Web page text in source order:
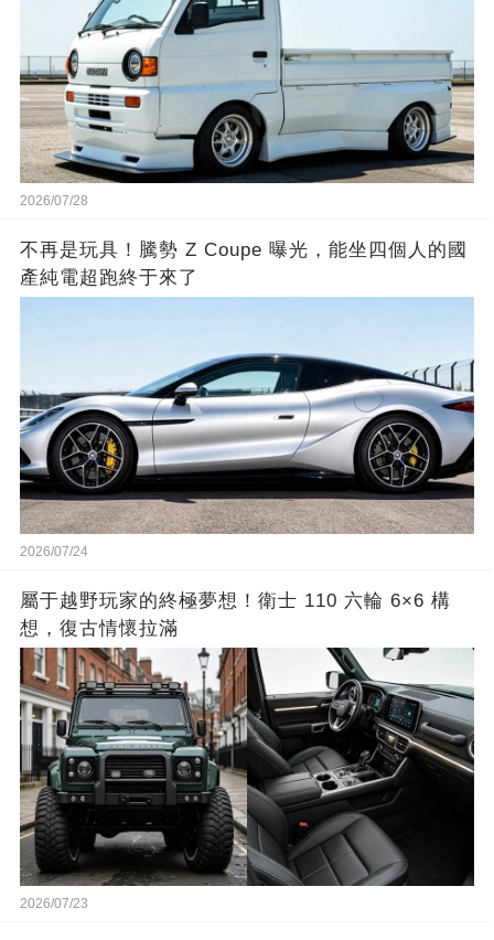
2026/07/28
不再是玩具！騰勢 Z Coupe 曝光，能坐四個人的國
產純電超跑終于來了
2026/07/24
屬于越野玩家的終極夢想！衛士 110 六輪 6×6 構
想，復古情懷拉滿
2026/07/23